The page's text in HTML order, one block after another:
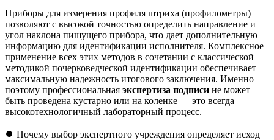
Приборы для измерения профиля штриха (профилометры)
позволяют с высокой точностью определить направление и
угол наклона пишущего прибора, что дает дополнительную
информацию для идентификации исполнителя. Комплексное
применение всех этих методов в сочетании с классической
методикой почерковедческой идентификации обеспечивает
максимальную надежность итогового заключения. Именно
поэтому профессиональная экспертиза подписи не может
быть проведена кустарно или на коленке — это всегда
высокотехнологичный лабораторный процесс.
⏺️ Почему выбор экспертного учреждения определяет исход